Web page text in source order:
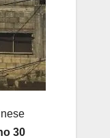
30